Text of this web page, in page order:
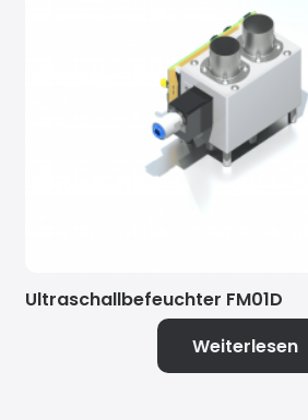
Ultraschallbefeuchter FM01D
Weiterlesen